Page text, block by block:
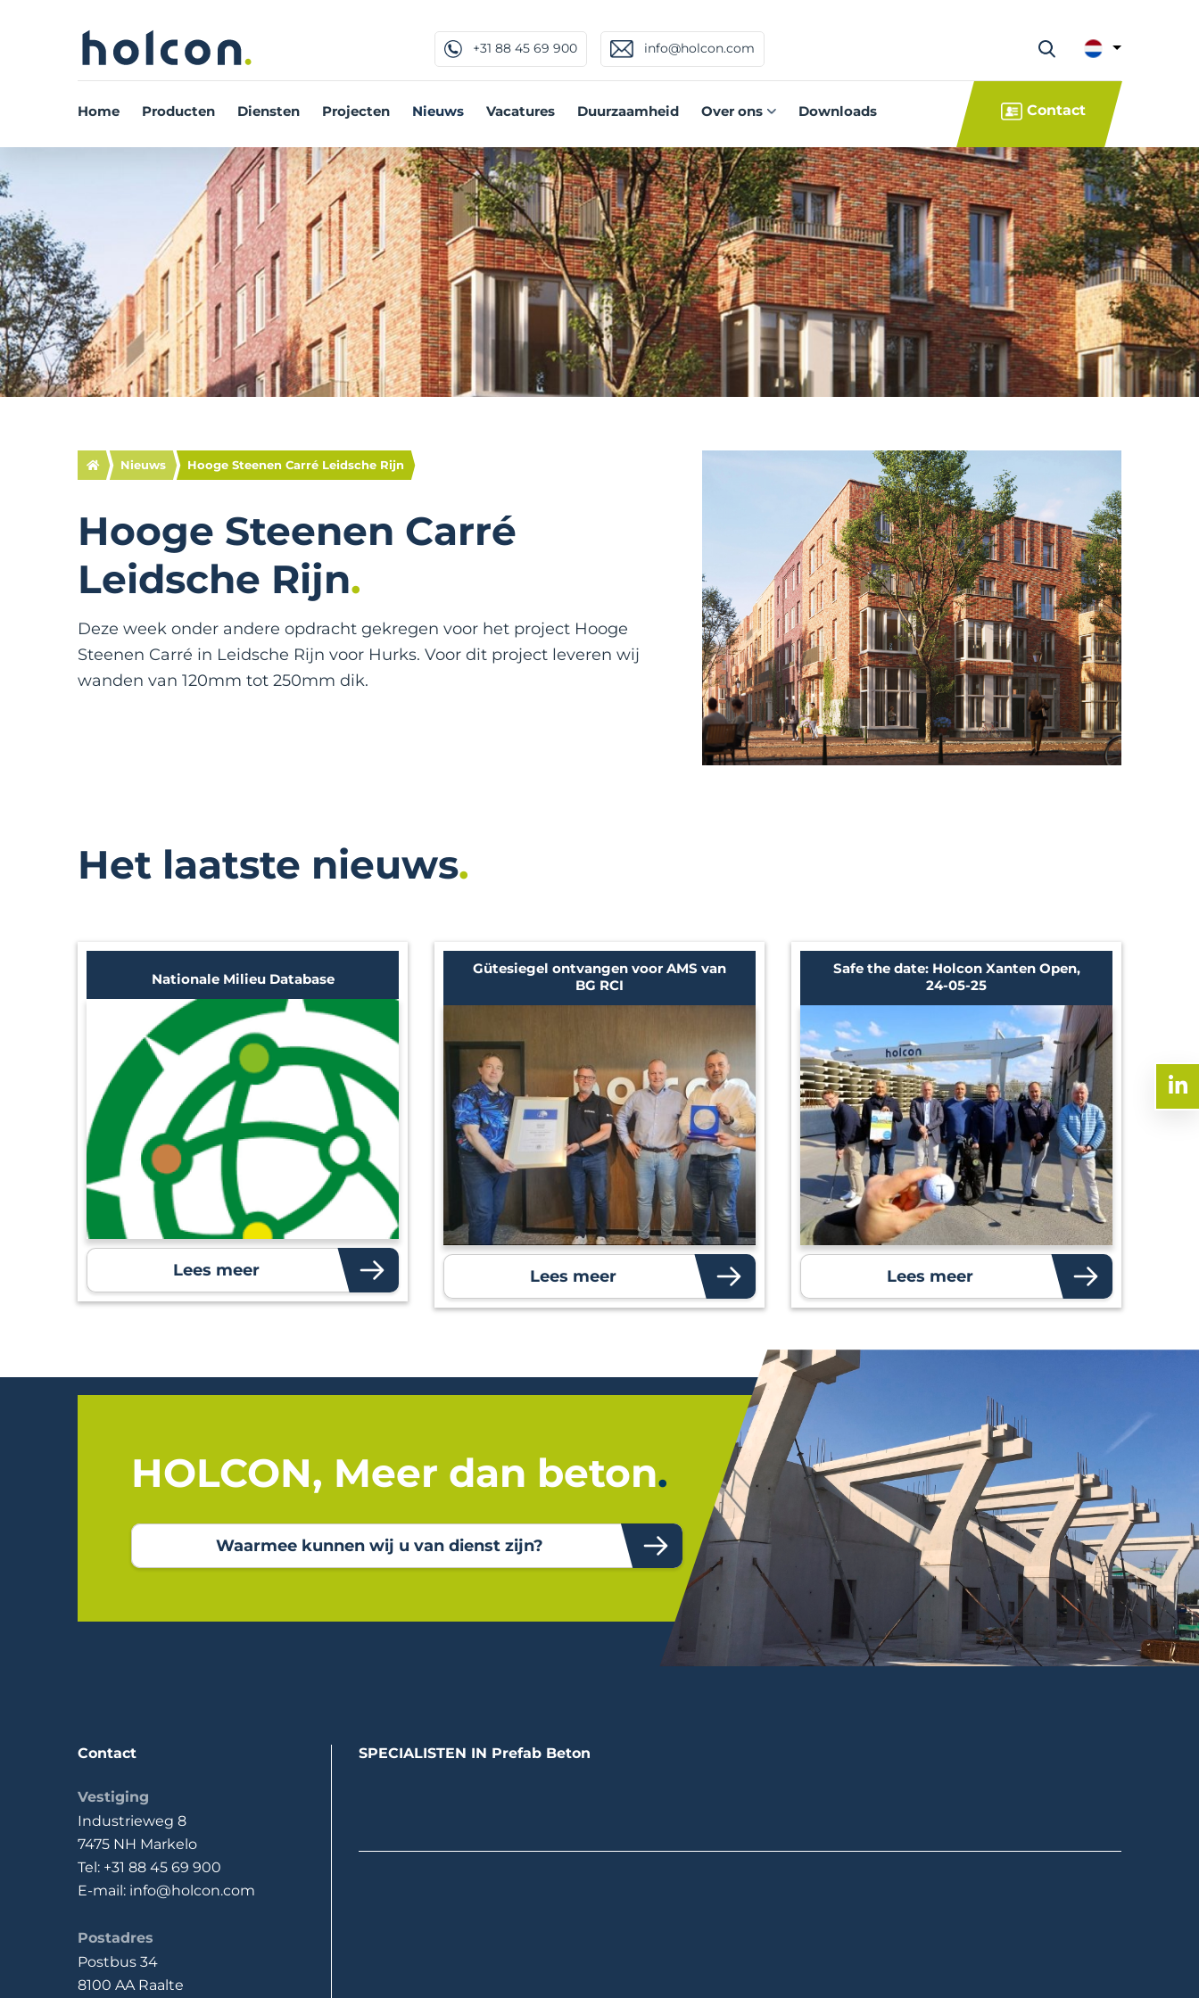
+31 88 45 69 900 info@holcon.com
Home Producten Diensten Projecten Nieuws Vacatures Duurzaamheid Over ons Downloads Contact
Nieuws Hooge Steenen Carré Leidsche Rijn
Hooge Steenen Carré
Leidsche Rijn
Deze week onder andere opdracht gekregen voor het project Hooge
Steenen Carré in Leidsche Rijn voor Hurks. Voor dit project leveren wij
wanden van 120mm tot 250mm dik.
Het laatste nieuws
Nationale Milieu Database
Lees meer
Gütesiegel ontvangen voor AMS van
BG RCI
Lees meer
Safe the date: Holcon Xanten Open,
24-05-25
Lees meer
HOLCON, Meer dan beton
Waarmee kunnen wij u van dienst zijn?
Contact
Vestiging
Industrieweg 8
7475 NH Markelo
Tel: +31 88 45 69 900
E-mail: info@holcon.com
Postadres
Postbus 34
8100 AA Raalte
SPECIALISTEN IN Prefab Beton